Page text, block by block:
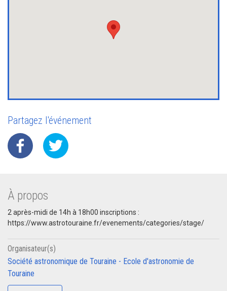
Partagez l'événement
À propos
2 après-midi de 14h à 18h00 inscriptions :
https://www.astrotouraine.fr/evenements/categories/stage/
Organisateur(s)
Société astronomique de Touraine - Ecole d'astronomie de
Touraine